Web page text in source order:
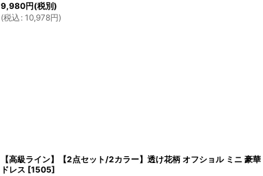
9,980円(税別)
(税込 : 10,978円)
【高級ライン】【2点セット/2カラー】透け花柄 オフショル ミニ 豪
ドレス [1505]